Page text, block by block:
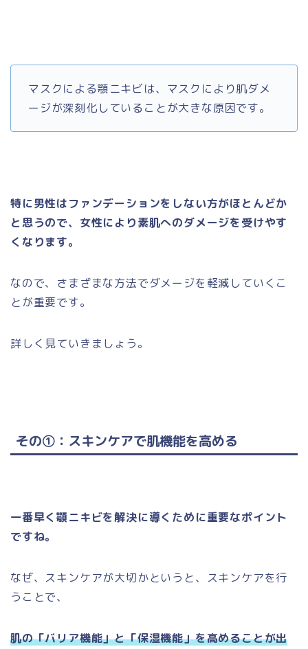
マスクによる顎ニキビは、マスクにより肌ダメ
ージが深刻化していることが大きな原因です。
特に男性はファンデーションをしない方がほとんどか
と思うので、女性により素肌へのダメージを受けやす
くなります。
なので、さまざまな方法でダメージを軽減していくこ
とが重要です。
詳しく見ていきましょう。
その①：スキンケアで肌機能を高める
一番早く顎ニキビを解決に導くために重要なポイント
ですね。
なぜ、スキンケアが大切かというと、スキンケアを行
うことで、
肌の「バリア機能」と「保湿機能」を高めることが出